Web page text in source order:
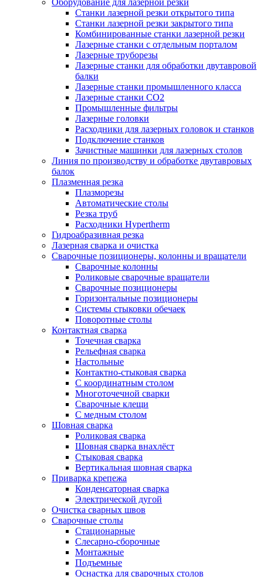
Оборудование для лазерной резки
Станки лазерной резки открытого типа
Станки лазерной резки закрытого типа
Комбинированные станки лазерной резки
Лазерные станки с отдельным порталом
Лазерные труборезы
Лазерные станки для обработки двутавровой
балки
Лазерные станки промышленного класса
Лазерные станки CO2
Промышленные фильтры
Лазерные головки
Расходники для лазерных головок и станков
Подключение станков
Зачистные машинки для лазерных столов
Линия по производству и обработке двутавровых
балок
Плазменная резка
Плазморезы
Автоматические столы
Резка труб
Расходники Hypertherm
Гидроабразивная резка
Лазерная сварка и очистка
Сварочные позиционеры, колонны и вращатели
Сварочные колонны
Роликовые сварочные вращатели
Сварочные позиционеры
Горизонтальные позиционеры
Системы стыковки обечаек
Поворотные столы
Контактная сварка
Точечная сварка
Рельефная сварка
Настольные
Контактно-стыковая сварка
С координатным столом
Многоточечной сварки
Сварочные клещи
С медным столом
Шовная сварка
Роликовая сварка
Шовная сварка внахлёст
Стыковая сварка
Вертикальная шовная сварка
Приварка крепежа
Конденсаторная сварка
Электрической дугой
Очистка сварных швов
Сварочные столы
Стационарные
Слесарно-сборочные
Монтажные
Подъемные
Оснастка для сварочных столов